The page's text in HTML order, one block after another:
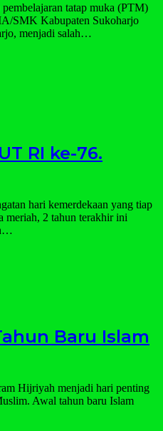
tatap muka (PTM)
SMK Kabupaten Sukoharjo
menjadi salah…
RI ke-76.
hari kemerdekaan yang tiap
meriah, 2 tahun terakhir ini
Baru Islam
Hijriyah menjadi hari penting
Awal tahun baru Islam